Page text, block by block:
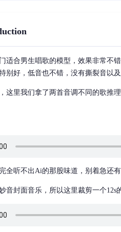
适合男生唱歌的模型，效果非常不
别好，低音也不错，没有撕裂音以及
这里我们拿了两首音调不同的歌推理
全听不出Ai的那股味道，别着急还有
音封面音乐，所以这里裁剪一个12s